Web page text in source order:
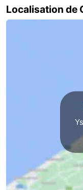
côte
-
Coq
Bredene
-
Localisation de